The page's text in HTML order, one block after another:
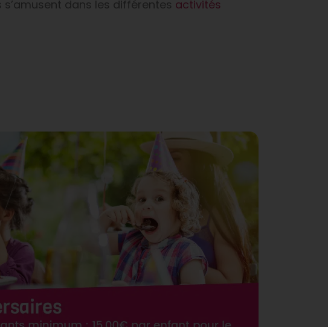
dans les différentes activités